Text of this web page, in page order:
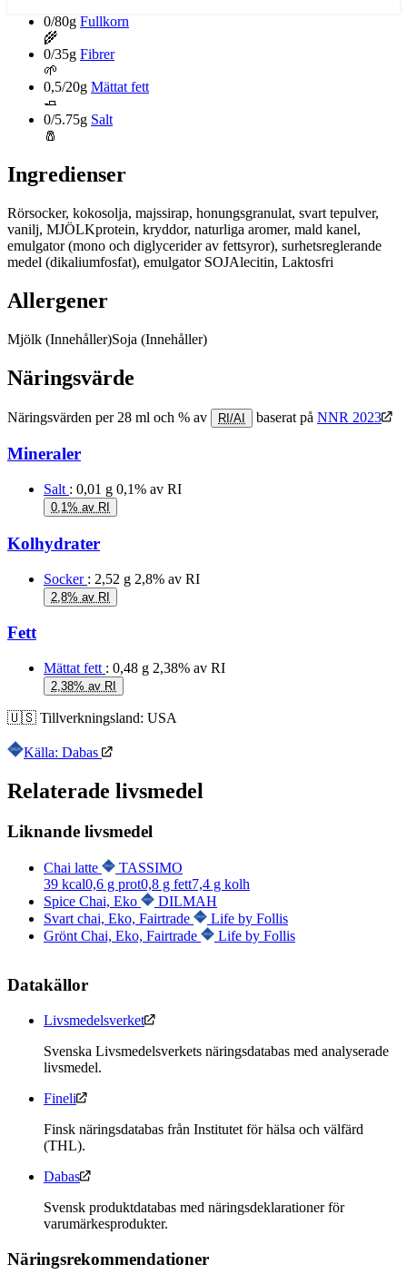
0/80g Fullkorn
🌾
0/35g Fibrer
🌱
0,5/20g Mättat fett
🧈
0/5.75g Salt
🧂
Ingredienser
Rörsocker, kokosolja, majssirap, honungsgranulat, svart tepulver,
vanilj, MJÖLKprotein, kryddor, naturliga aromer, mald kanel,
emulgator (mono och diglycerider av fettsyror), surhetsreglerande
medel (dikaliumfosfat), emulgator SOJAlecitin, Laktosfri
Allergener
Mjölk (Innehåller)Soja (Innehåller)
Näringsvärde
Näringsvärden per 28 ml och % av RI/AI baserat på NNR 2023
Mineraler
Salt : 0,01 g 0,1% av RI
0,1% av RI
Kolhydrater
Socker : 2,52 g 2,8% av RI
2,8% av RI
Fett
Mättat fett : 0,48 g 2,38% av RI
2,38% av RI
🇺🇸 Tillverkningsland: USA
Källa: Dabas
Relaterade livsmedel
Liknande livsmedel
Chai latte
TASSIMO
39 kcal0,6 g prot0,8 g fett7,4 g kolh
Spice Chai, Eko
DILMAH
Svart chai, Eko, Fairtrade
Life by Follis
Grönt Chai, Eko, Fairtrade
Life by Follis
Datakällor
Livsmedelsverket
Svenska Livsmedelsverkets näringsdatabas med analyserade
livsmedel.
Fineli
Finsk näringsdatabas från Institutet för hälsa och välfärd
(THL).
Dabas
Svensk produktdatabas med näringsdeklarationer för
varumärkesprodukter.
Näringsrekommendationer